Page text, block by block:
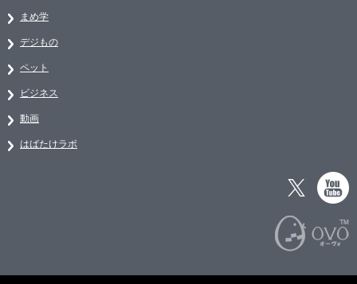
まめ学
デジもの
ペット
ビジネス
動画
はばたけラボ